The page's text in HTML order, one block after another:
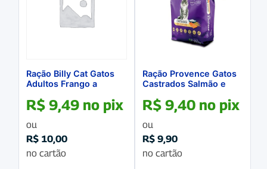
Ração Billy Cat Gatos
Adultos Frango a
R$ 9,49 no pix
ou
R$ 10,00
no cartão
Ração Provence Gatos
Castrados Salmão e
R$ 9,40 no pix
ou
R$ 9,90
no cartão